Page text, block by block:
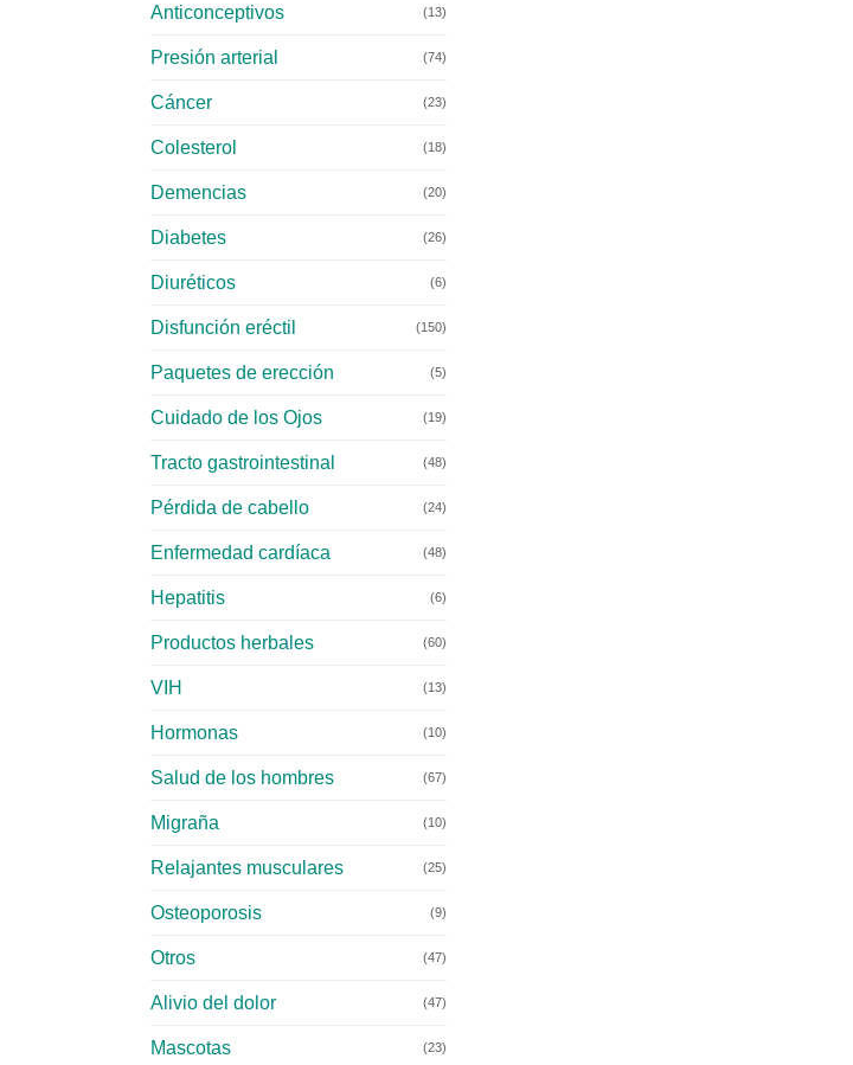
Anticonceptivos (13)
Presión arterial (74)
Cáncer (23)
Colesterol (18)
Demencias (20)
Diabetes (26)
Diuréticos (6)
Disfunción eréctil (150)
Paquetes de erección (5)
Cuidado de los Ojos (19)
Tracto gastrointestinal (48)
Pérdida de cabello (24)
Enfermedad cardíaca (48)
Hepatitis (6)
Productos herbales (60)
VIH (13)
Hormonas (10)
Salud de los hombres (67)
Migraña (10)
Relajantes musculares (25)
Osteoporosis (9)
Otros (47)
Alivio del dolor (47)
Mascotas (23)